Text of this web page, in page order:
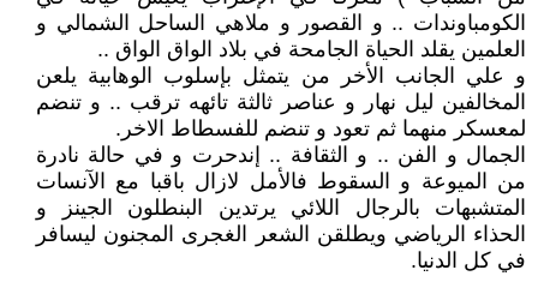
الكومباوندات .. و القصور و ملاهي الساحل الشمالي و
العلمين يقلد الحياة الجامحة في بلاد الواق الواق ..
و علي الجانب الأخر من يتمثل بإسلوب الوهابية يلعن
المخالفين ليل نهار و عناصر ثالثة تائهه ترقب .. و تنضم
لمعسكر منهما ثم تعود و تنضم للفسطاط الاخر.
الجمال و الفن .. و الثقافة .. إندحرت و في حالة نادرة
من الميوعة و السقوط فالأمل لازال باقبا مع الآنسات
المتشبهات بالرجال اللائي يرتدين البنطلون الجينز و
الحذاء الرياضي ويطلقن الشعر الغجرى المجنون ليسافر
في كل الدنيا.